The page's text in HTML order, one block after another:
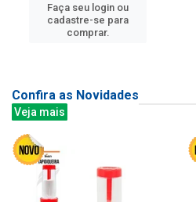
Faça seu login ou
cadastre-se para
comprar.
Confira as Novidades
Veja mais